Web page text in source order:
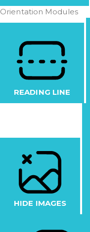
Orientation Modules
READING LINE
HIDE IMAGES